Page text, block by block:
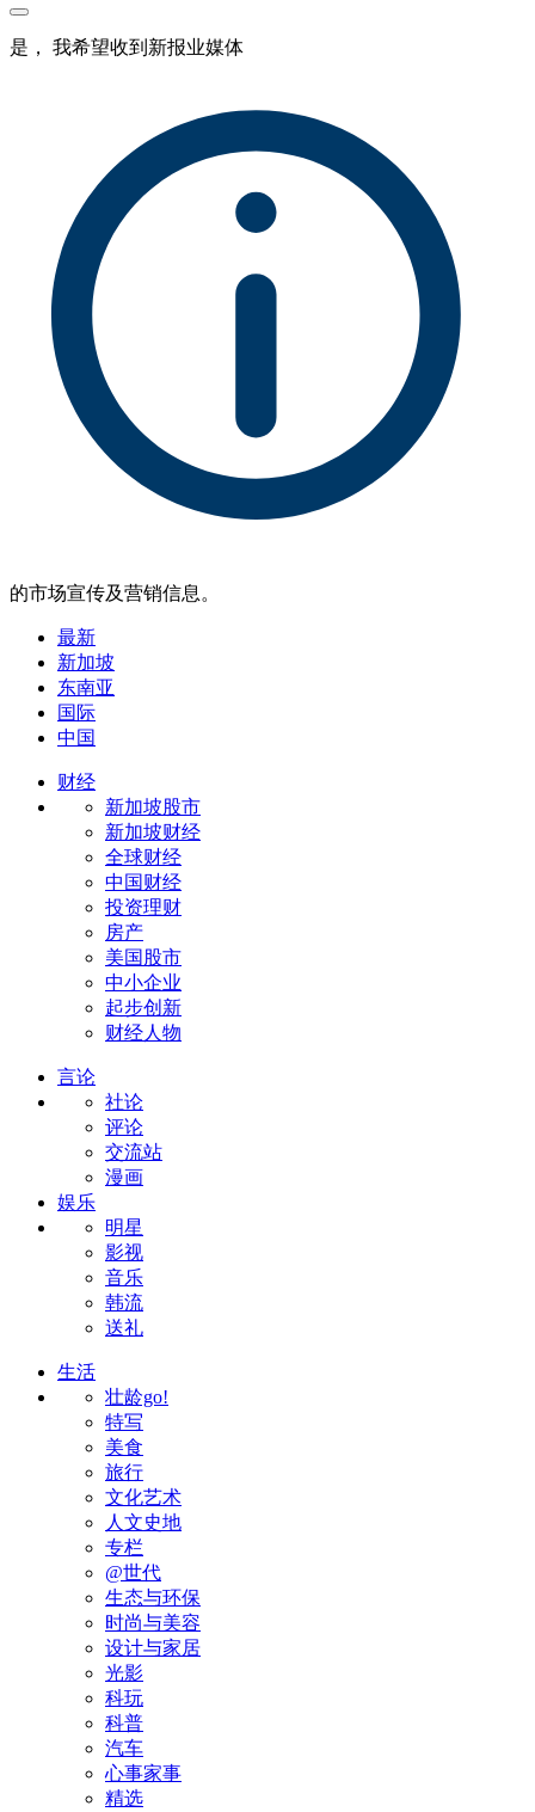
是， 我希望收到新报业媒体
的市场宣传及营销信息。
最新
新加坡
东南亚
国际
中国
财经
新加坡股市
新加坡财经
全球财经
中国财经
投资理财
房产
美国股市
中小企业
起步创新
财经人物
言论
社论
评论
交流站
漫画
娱乐
明星
影视
音乐
韩流
送礼
生活
壮龄go!
特写
美食
旅行
文化艺术
人文史地
专栏
@世代
生态与环保
时尚与美容
设计与家居
光影
科玩
科普
汽车
心事家事
精选